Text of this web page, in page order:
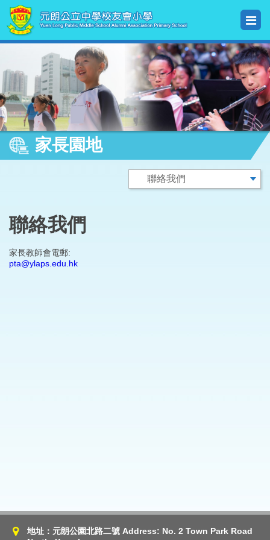
家長園地
聯絡我們
家長教師會電郵:
pta@ylaps.edu.hk
地址：元朗公園北路二號 Address: No. 2 Town Park Road